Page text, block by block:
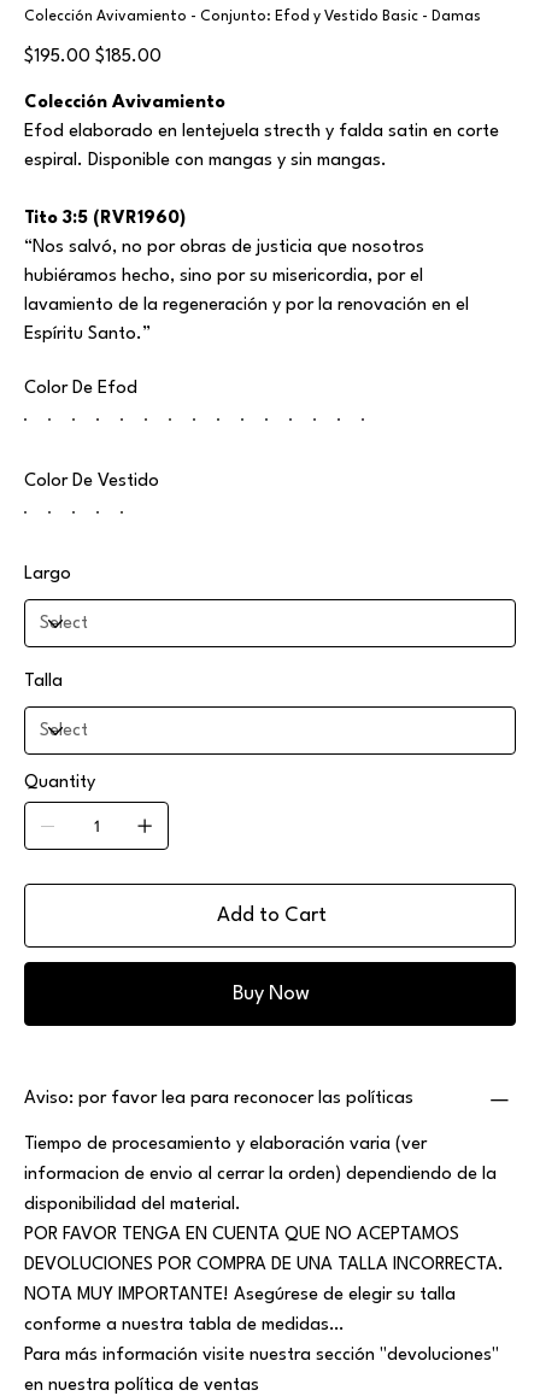
Colección Avivamiento - Conjunto: Efod y Vestido Basic - Damas
Original
price
$195.00
Sale
price
$185.00
Colección Avivamiento
Efod elaborado en lentejuela strecth y falda satin en corte
espiral. Disponible con mangas y sin mangas.
Tito 3:5 (RVR1960)
“Nos salvó, no por obras de justicia que nosotros
hubiéramos hecho, sino por su misericordia, por el
lavamiento de la regeneración y por la renovación en el
Espíritu Santo.”
Color De Efod
Color De Vestido
Largo
Talla
Quantity
Add to Cart
Buy Now
Aviso: por favor lea para reconocer las políticas
Tiempo de procesamiento y elaboración varia (ver
informacion de envio al cerrar la orden) dependiendo de la
disponibilidad del material.
POR FAVOR TENGA EN CUENTA QUE NO ACEPTAMOS
DEVOLUCIONES POR COMPRA DE UNA TALLA INCORRECTA.
NOTA MUY IMPORTANTE! Asegúrese de elegir su talla
conforme a nuestra tabla de medidas…
Para más información visite nuestra sección "devoluciones"
en nuestra política de ventas